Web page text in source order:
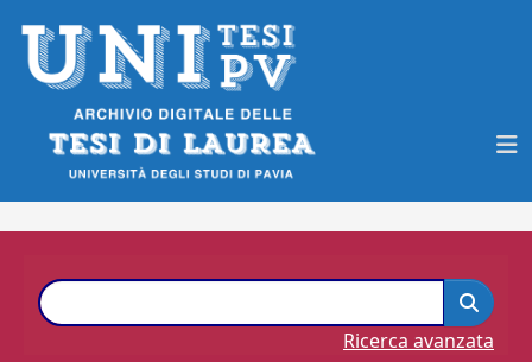
Ricerca avanzata